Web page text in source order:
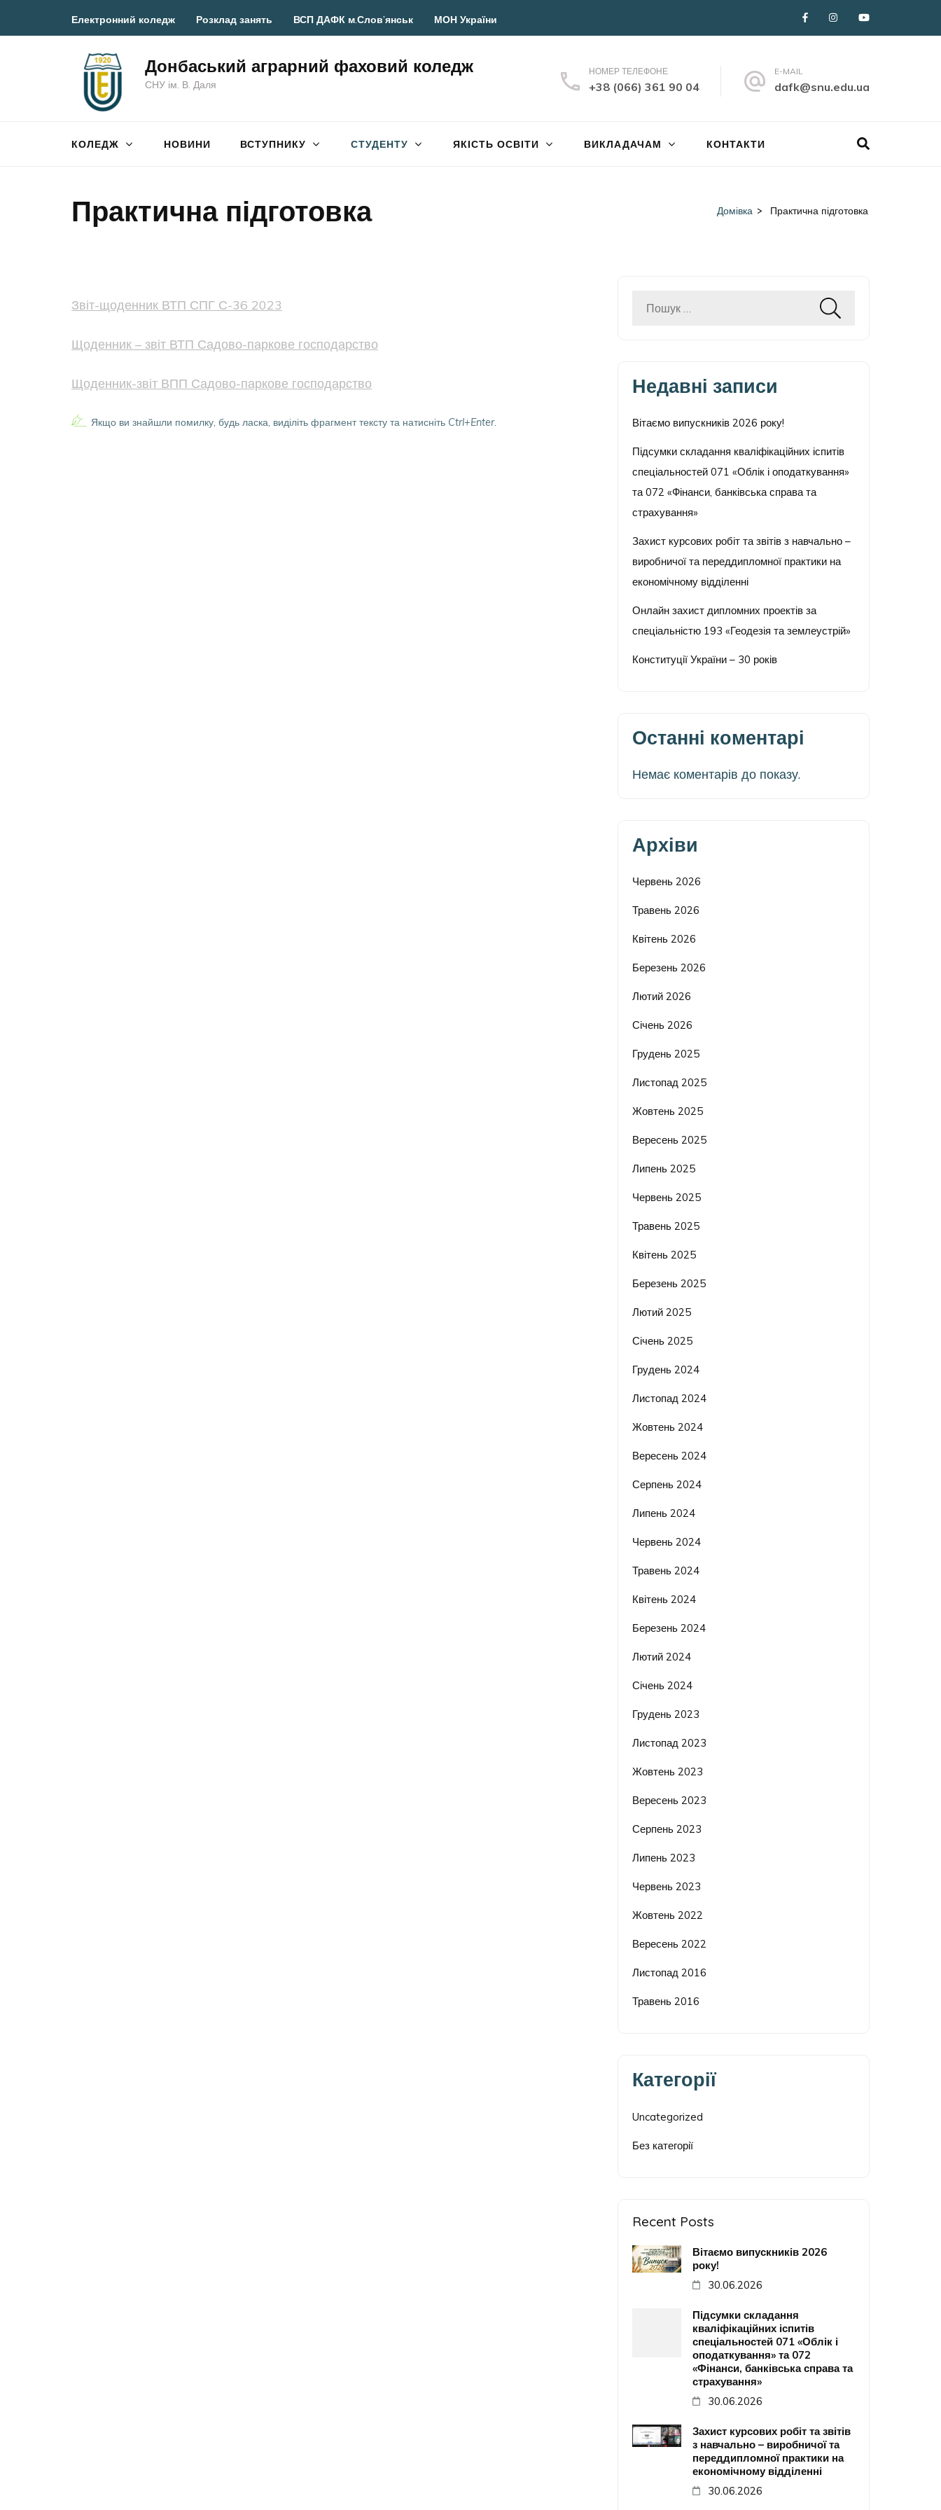
Електронний коледж Розклад занять ВСП ДАФК м.Слов’янськ МОН України
Донбаський аграрний фаховий коледж
СНУ ім. В. Даля
НОМЕР ТЕЛЕФОНЕ
+38 (066) 361 90 04
E-MAIL
dafk@snu.edu.ua
КОЛЕДЖ НОВИНИ ВСТУПНИКУ СТУДЕНТУ ЯКІСТЬ ОСВІТИ ВИКЛАДАЧАМ КОНТАКТИ
Практична підготовка Домівка > Практична підготовка
Звіт-щоденник ВТП СПГ С-36 2023
Щоденник – звіт ВТП Садово-паркове господарство
Щоденник-звіт ВПП Садово-паркове господарство
Якщо ви знайшли помилку, будь ласка, виділіть фрагмент тексту та натисніть Ctrl+Enter.
Пошук:
Недавні записи
Вітаємо випускників 2026 року!
Підсумки складання кваліфікаційних іспитів
спеціальностей 071 «Облік і оподаткування»
та 072 «Фінанси, банківська справа та
страхування»
Захист курсових робіт та звітів з навчально –
виробничої та переддипломної практики на
економічному відділенні
Онлайн захист дипломних проектів за
спеціальністю 193 «Геодезія та землеустрій»
Конституції України – 30 років
Останні коментарі
Немає коментарів до показу.
Архіви
Червень 2026
Травень 2026
Квітень 2026
Березень 2026
Лютий 2026
Січень 2026
Грудень 2025
Листопад 2025
Жовтень 2025
Вересень 2025
Липень 2025
Червень 2025
Травень 2025
Квітень 2025
Березень 2025
Лютий 2025
Січень 2025
Грудень 2024
Листопад 2024
Жовтень 2024
Вересень 2024
Серпень 2024
Липень 2024
Червень 2024
Травень 2024
Квітень 2024
Березень 2024
Лютий 2024
Січень 2024
Грудень 2023
Листопад 2023
Жовтень 2023
Вересень 2023
Серпень 2023
Липень 2023
Червень 2023
Жовтень 2022
Вересень 2022
Листопад 2016
Травень 2016
Категорії
Uncategorized
Без категорії
Recent Posts
Вітаємо випускників 2026
року!
30.06.2026
Підсумки складання
кваліфікаційних іспитів
спеціальностей 071 «Облік і
оподаткування» та 072
«Фінанси, банківська справа та
страхування»
30.06.2026
Захист курсових робіт та звітів
з навчально – виробничої та
переддипломної практики на
економічному відділенні
30.06.2026